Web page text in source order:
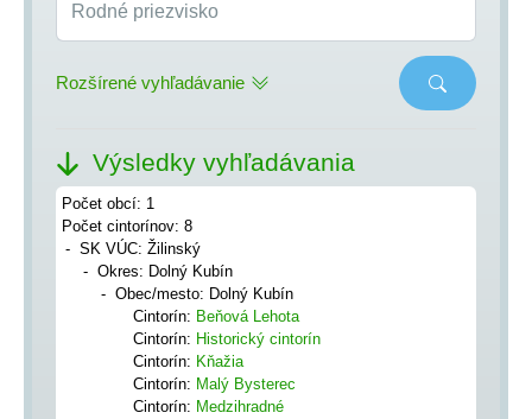
Rodné priezvisko
Rozšírené vyhľadávanie
Výsledky vyhľadávania
Počet obcí: 1
Počet cintorínov: 8
SK VÚC: Žilinský
Okres: Dolný Kubín
Obec/mesto: Dolný Kubín
Cintorín: Beňová Lehota
Cintorín: Historický cintorín
Cintorín: Kňažia
Cintorín: Malý Bysterec
Cintorín: Medzihradné